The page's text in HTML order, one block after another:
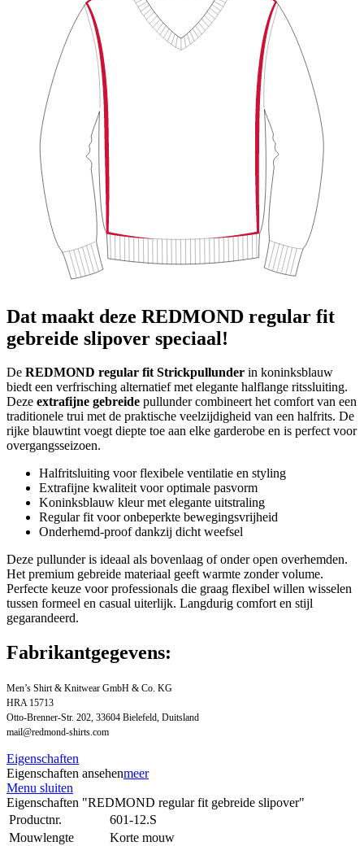
Dat maakt deze REDMOND regular fit
gebreide slipover speciaal!
De REDMOND regular fit Strickpullunder in koninksblauw
biedt een verfrisching alternatief met elegante halflange ritssluiting.
Deze extrafijne gebreide pullunder combineert het comfort van een
traditionele trui met de praktische veelzijdigheid van een halfrits. De
rijke blauwtint voegt diepte toe aan elke garderobe en is perfect voor
overgangsseizoen.
Halfritsluiting voor flexibele ventilatie en styling
Extrafijne kwaliteit voor optimale pasvorm
Koninksblauw kleur met elegante uitstraling
Regular fit voor onbeperkte bewegingsvrijheid
Onderhemd-proof dankzij dicht weefsel
Deze pullunder is ideaal als bovenlaag of onder open overhemden.
Het premium gebreide materiaal geeft warmte zonder volume.
Perfecte keuze voor professionals die graag flexibel willen wisselen
tussen formeel en casual uiterlijk. Langdurig comfort en stijl
gegarandeerd.
Fabrikantgegevens:
Men’s Shirt & Knitwear GmbH & Co. KG
HRA 15713
Otto-Brenner-Str. 202, 33604 Bielefeld, Duitsland
mail@redmond-shirts.com
Eigenschaften
Eigenschaften ansehenmeer
Menu sluiten
Eigenschaften "REDMOND regular fit gebreide slipover"
Productnr.
601-12.S
Mouwlengte
Korte mouw